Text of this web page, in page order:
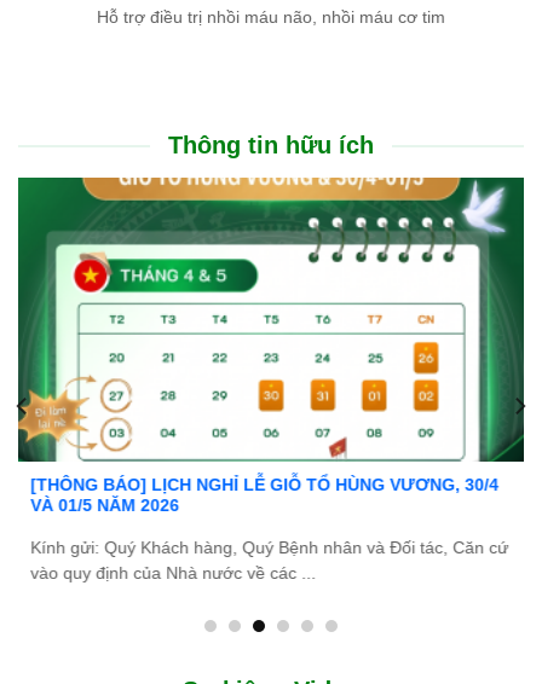
Hỗ trợ điều trị nhồi máu não, nhồi máu cơ tim
Thông tin hữu ích
Ưu đãi đặc biệt: Khám chữa bệnh áp dụng BHYT
do thiên tai lũ lụt, Bệnh viện Bình Dân ...